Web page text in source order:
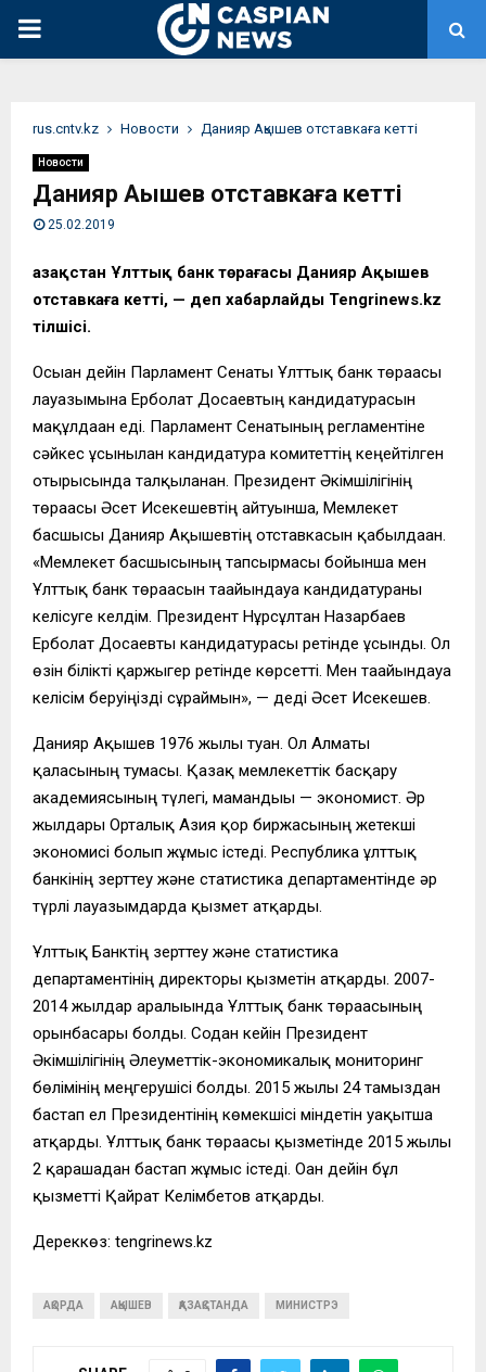
PRIMARY
rus.cntv.kz Новости ​Данияр Ақышев отставкаға кетті
Новости
​Данияр Ақышев отставкаға кетті
25.02.2019
Қазақстан Ұлттық банк төрағасы Данияр Ақышев
отставкаға кетті, — деп хабарлайды Tengrinews.kz
тілшісі.
Осыған дейін Парламент Сенаты Ұлттық банк төрағасы
лауазымына Ерболат Досаевтың кандидатурасын
мақұлдаған еді. Парламент Сенатының регламентіне
сәйкес ұсынылған кандидатура комитеттің кеңейтілген
отырысында талқыланған. Президент Әкімшілігінің
төрағасы Әсет Исекешевтің айтуынша, Мемлекет
басшысы Данияр Ақышевтің отставкасын қабылдаған.
«Мемлекет басшысының тапсырмасы бойынша мен
Ұлттық банк төрағасын тағайындауға кандидатураны
келісуге келдім. Президент Нұрсұлтан Назарбаев
Ерболат Досаевты кандидатурасы ретінде ұсынды. Ол
өзін білікті қаржыгер ретінде көрсетті. Мен тағайындауға
келісім беруіңізді сұраймын», — деді Әсет Исекешев.
Данияр Ақышев 1976 жылы туған. Ол Алматы
қаласының тумасы. Қазақ мемлекеттік басқару
академиясының түлегі, мамандығы — экономист. Әр
жылдары Орталық Азия қор биржасының жетекші
экономисі болып жұмыс істеді. Республика ұлттық
банкінің зерттеу және статистика департаментінде әр
түрлі лауазымдарда қызмет атқарды.
Ұлттық Банктің зерттеу және статистика
департаментінің директоры қызметін атқарды. 2007-
2014 жылдар аралығында Ұлттық банк төрағасының
орынбасары болды. Содан кейін Президент
Әкімшілігінің Әлеуметтік-экономикалық мониторинг
бөлімінің меңгерушісі болды. 2015 жылғы 24 тамыздан
бастап ел Президентінің көмекшісі міндетін уақытша
атқарды. Ұлттық банк төрағасы қызметінде 2015 жылы
2 қарашадан бастап жұмыс істеді. Оған дейін бұл
қызметті Қайрат Келімбетов атқарды.
Дереккөз: tengrinews.kz
АҚОРДА АҚЫШЕВ ҚАЗАҚСТАНДА МИНИСТРЭ